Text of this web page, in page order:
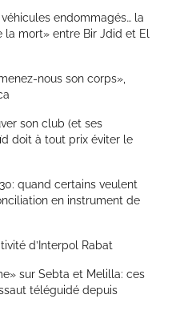
endommagés… la
mort» entre Bir Jdid et El
nous son corps»,
son club (et ses
doit à tout prix éviter le
quand certains veulent
en instrument de
d’Interpol Rabat
sur Sebta et Melilla: ces
téléguidé depuis